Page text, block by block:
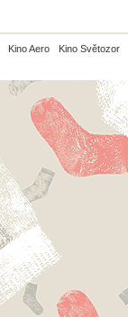
Kino Aero Kino Světozor